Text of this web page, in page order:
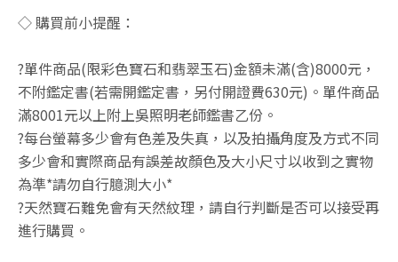
◇ 購買前小提醒：
?單件商品(限彩色寶石和翡翠玉石)金額未滿(含)8000元，
不附鑑定書(若需開鑑定書，另付開證費630元)。單件商品
滿8001元以上附上吳照明老師鑑書乙份。
?每台螢幕多少會有色差及失真，以及拍攝角度及方式不同
多少會和實際商品有誤差故顏色及大小尺寸以收到之實物
為準*請勿自行臆測大小*
?天然寶石難免會有天然紋理，請自行判斷是否可以接受再
進行購買。